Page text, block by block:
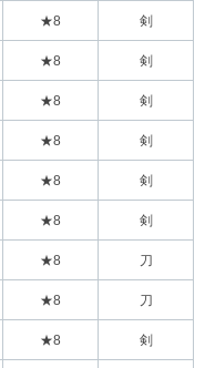
★8 剣
★8 剣
★8 剣
★8 剣
★8 剣
★8 剣
★8 刀
★8 刀
★8 剣